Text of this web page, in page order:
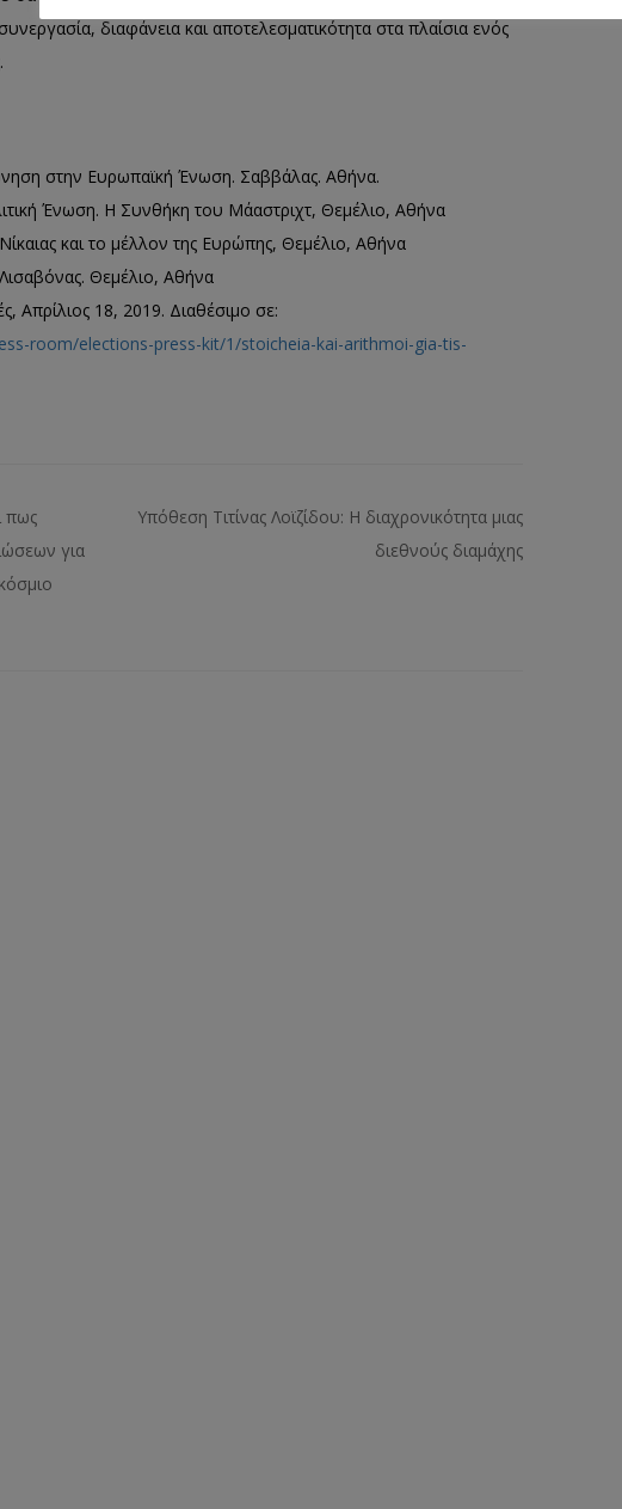
διαφάνεια και αποτελεσματικότητα στα πλαίσια ενός
στην Ευρωπαϊκή Ένωση. Σαββάλας. Αθήνα.
Ένωση. Η Συνθήκη του Μάαστριχτ, Θεμέλιο, Αθήνα
και το μέλλον της Ευρώπης, Θεμέλιο, Αθήνα
. Θεμέλιο, Αθήνα
Απρίλιος 18, 2019. Διαθέσιμο σε:
room/elections-press-kit/1/stoicheia-kai-arithmoi-gia-tis-
πως
για
Υπόθεση Τιτίνας Λοϊζίδου: Η διαχρονικότητα μιας
διεθνούς διαμάχης